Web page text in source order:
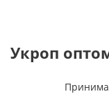
Укроп